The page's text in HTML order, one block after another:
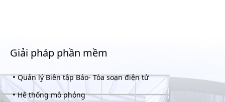
Giải pháp phần mềm
•Quản lý Biên tập Báo- Tòa soạn điện tử
•Hê thống mô phỏng